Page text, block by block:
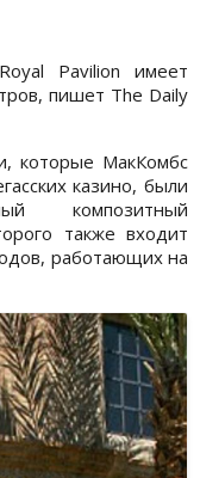
Pavilion имеет
пишет The Daily
которые МакКомбс
казино, были
композитный
также входит
работающих на